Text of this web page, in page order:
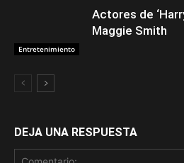
Entretenimiento
Actores de
Maggie Smith
DEJA UNA RESPUESTA